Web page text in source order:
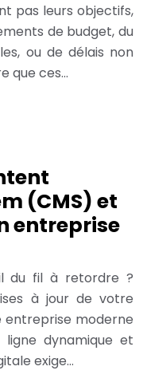
pas leurs objectifs,
de budget, du
ou de délais non
que ces…
(CMS) et
entreprise
du fil à retordre ?
à jour de votre
entreprise moderne
dynamique et
exige…